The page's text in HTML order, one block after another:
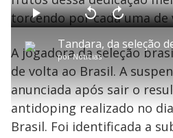
torcendo por cada uma de
P
l
porNotícias
P V
t
a
r
0
e
g
n
d
s
A
n
ç
a
0
s
e
u
n
o
s
o
a
d
e
.
7
%
A jogadora da seleção
de volta ao Brasil. A
anunciada após sair o
antidoping realizado no
Brasil. Foi identificada a